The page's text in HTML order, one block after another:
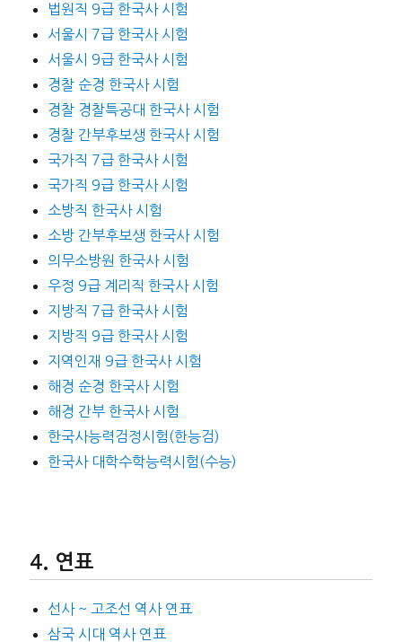
법원직 9급 한국사 시험
서울시 7급 한국사 시험
서울시 9급 한국사 시험
경찰 순경 한국사 시험
경찰 경찰특공대 한국사 시험
경찰 간부후보생 한국사 시험
국가직 7급 한국사 시험
국가직 9급 한국사 시험
소방직 한국사 시험
소방 간부후보생 한국사 시험
의무소방원 한국사 시험
우정 9급 계리직 한국사 시험
지방직 7급 한국사 시험
지방직 9급 한국사 시험
지역인재 9급 한국사 시험
해경 순경 한국사 시험
해경 간부 한국사 시험
한국사능력검정시험(한능검)
한국사 대학수학능력시험(수능)
연표
선사 ~ 고조선 역사 연표
삼국 시대 역사 연표